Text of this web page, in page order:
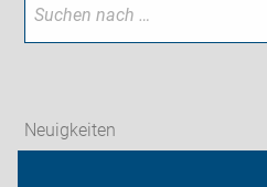
Neuigkeiten